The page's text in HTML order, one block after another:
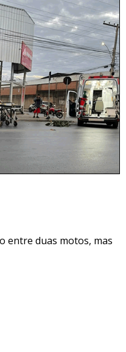
entre duas motos, mas